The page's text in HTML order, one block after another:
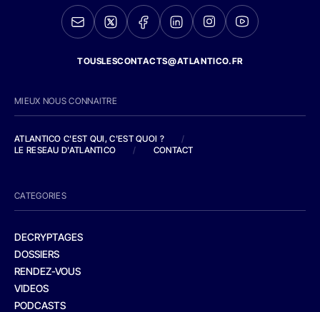
TOUSLESCONTACTS@ATLANTICO.FR
MIEUX NOUS CONNAITRE
ATLANTICO C'EST QUI, C'EST QUOI ?
/
LE RESEAU D'ATLANTICO
/ CONTACT
CATEGORIES
DECRYPTAGES
DOSSIERS
RENDEZ-VOUS
VIDEOS
PODCASTS